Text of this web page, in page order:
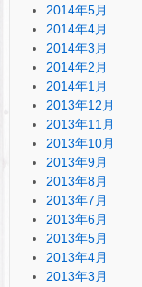
2014年5月
2014年4月
2014年3月
2014年2月
2014年1月
2013年12月
2013年11月
2013年10月
2013年9月
2013年8月
2013年7月
2013年6月
2013年5月
2013年4月
2013年3月